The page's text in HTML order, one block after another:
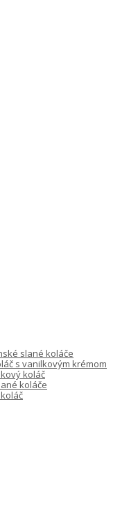
slané koláče
s vanilkovým krémom
koláč
koláče